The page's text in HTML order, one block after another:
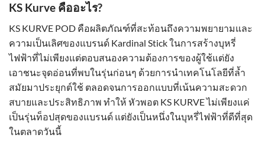
KS Kurve คืออะไร?
KS KURVE POD คือผลิตภัณฑ์ที่สะท้อนถึงความพยายามและ
ความเป็นเลิศของแบรนด์ Kardinal Stick ในการสร้างบุหรี่
ไฟฟ้าที่ไม่เพียงแต่ตอบสนองความต้องการของผู้ใช้แต่ยัง
เอาชนะจุดอ่อนที่พบในรุ่นก่อนๆ ด้วยการนำเทคโนโลยีที่ล้ำ
สมัยมาประยุกต์ใช้ ตลอดจนการออกแบบที่เน้นความสะดวก
สบายและประสิทธิภาพ ทำให้ หัวพอต KS KURVE ไม่เพียงแค่
เป็นรุ่นท็อปสุดของแบรนด์ แต่ยังเป็นหนึ่งในบุหรี่ไฟฟ้าที่ดีที่สุด
ในตลาดวันนี้